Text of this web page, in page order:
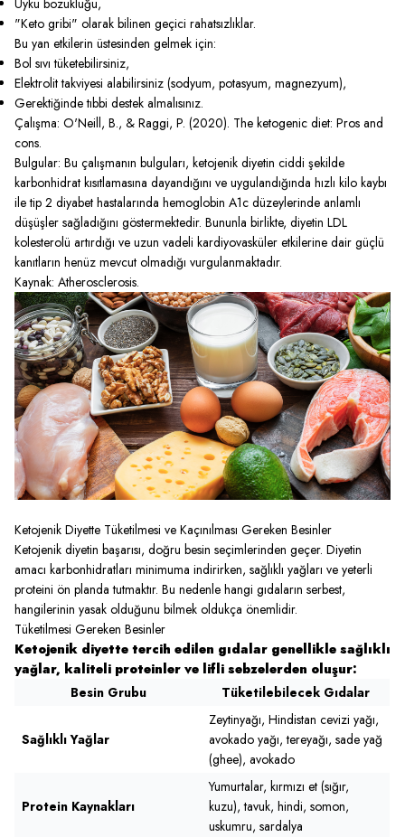
Uyku bozukluğu,
"Keto gribi" olarak bilinen geçici rahatsızlıklar.
Bu yan etkilerin üstesinden gelmek için:
Bol sıvı tüketebilirsiniz,
Elektrolit takviyesi alabilirsiniz (sodyum, potasyum, magnezyum),
Gerektiğinde tıbbi destek almalısınız.
Çalışma: O'Neill, B., & Raggi, P. (2020). The ketogenic diet: Pros and
cons.
Bulgular: Bu çalışmanın bulguları, ketojenik diyetin ciddi şekilde
karbonhidrat kısıtlamasına dayandığını ve uygulandığında hızlı kilo kaybı
ile tip 2 diyabet hastalarında hemoglobin A1c düzeylerinde anlamlı
düşüşler sağladığını göstermektedir. Bununla birlikte, diyetin LDL
kolesterolü artırdığı ve uzun vadeli kardiyovasküler etkilerine dair güçlü
kanıtların henüz mevcut olmadığı vurgulanmaktadır.
Kaynak: Atherosclerosis.
Ketojenik Diyette Tüketilmesi ve Kaçınılması Gereken Besinler
Ketojenik diyetin başarısı, doğru besin seçimlerinden geçer. Diyetin
amacı karbonhidratları minimuma indirirken, sağlıklı yağları ve yeterli
proteini ön planda tutmaktır. Bu nedenle hangi gıdaların serbest,
hangilerinin yasak olduğunu bilmek oldukça önemlidir.
Tüketilmesi Gereken Besinler
Ketojenik diyette tercih edilen gıdalar genellikle sağlıklı
yağlar, kaliteli proteinler ve lifli sebzelerden oluşur:
Besin Grubu
Tüketilebilecek Gıdalar
Sağlıklı Yağlar
Zeytinyağı, Hindistan cevizi yağı,
avokado yağı, tereyağı, sade yağ
(ghee), avokado
Protein Kaynakları
Yumurtalar, kırmızı et (sığır,
kuzu), tavuk, hindi, somon,
uskumru, sardalya